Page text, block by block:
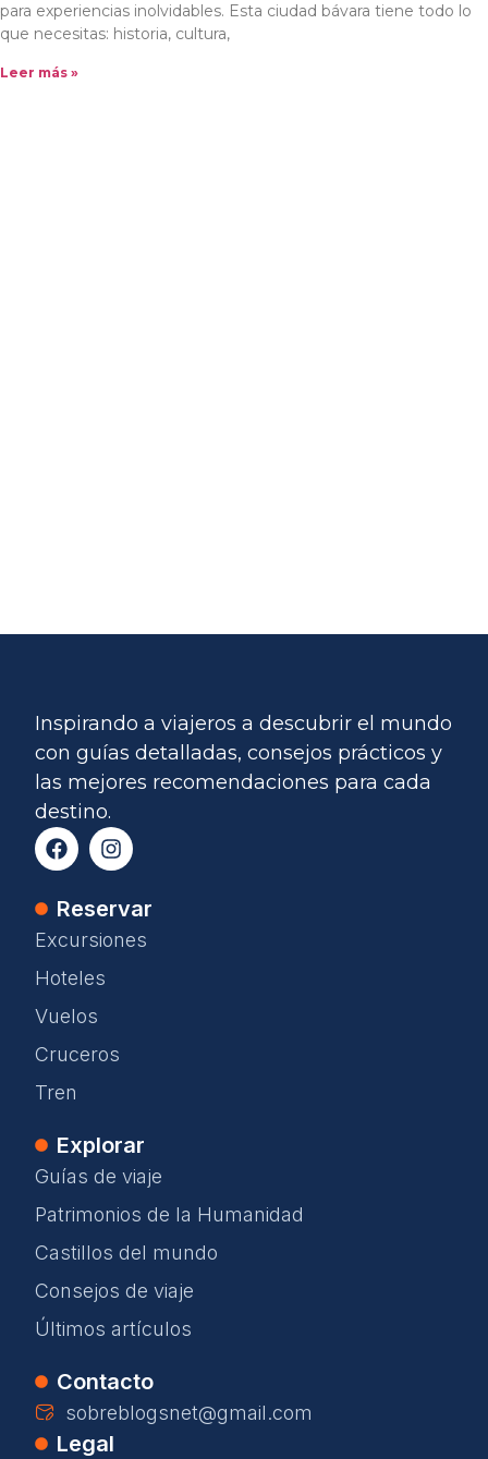
para experiencias inolvidables. Esta ciudad bávara tiene todo lo
que necesitas: historia, cultura,
Leer más »
Inspirando a viajeros a descubrir el mundo
con guías detalladas, consejos prácticos y
las mejores recomendaciones para cada
destino.
Reservar
Excursiones
Hoteles
Vuelos
Cruceros
Tren
Explorar
Guías de viaje
Patrimonios de la Humanidad
Castillos del mundo
Consejos de viaje
Últimos artículos
Contacto
sobreblogsnet@gmail.com
Legal